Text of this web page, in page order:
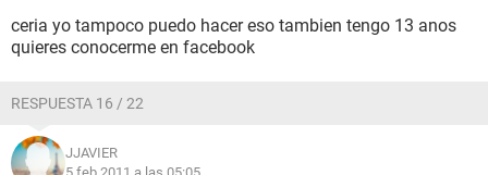
ceria yo tampoco puedo hacer eso tambien tengo 13 anos
quieres conocerme en facebook
RESPUESTA 16 / 22
JJAVIER
5 feb 2011 a las 05:05